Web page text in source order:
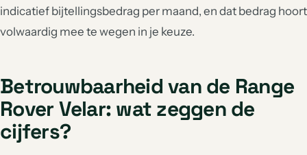
indicatief bijtellingsbedrag per maand, en dat bedrag hoort
volwaardig mee te wegen in je keuze.
Betrouwbaarheid van de Range
Rover Velar: wat zeggen de
cijfers?